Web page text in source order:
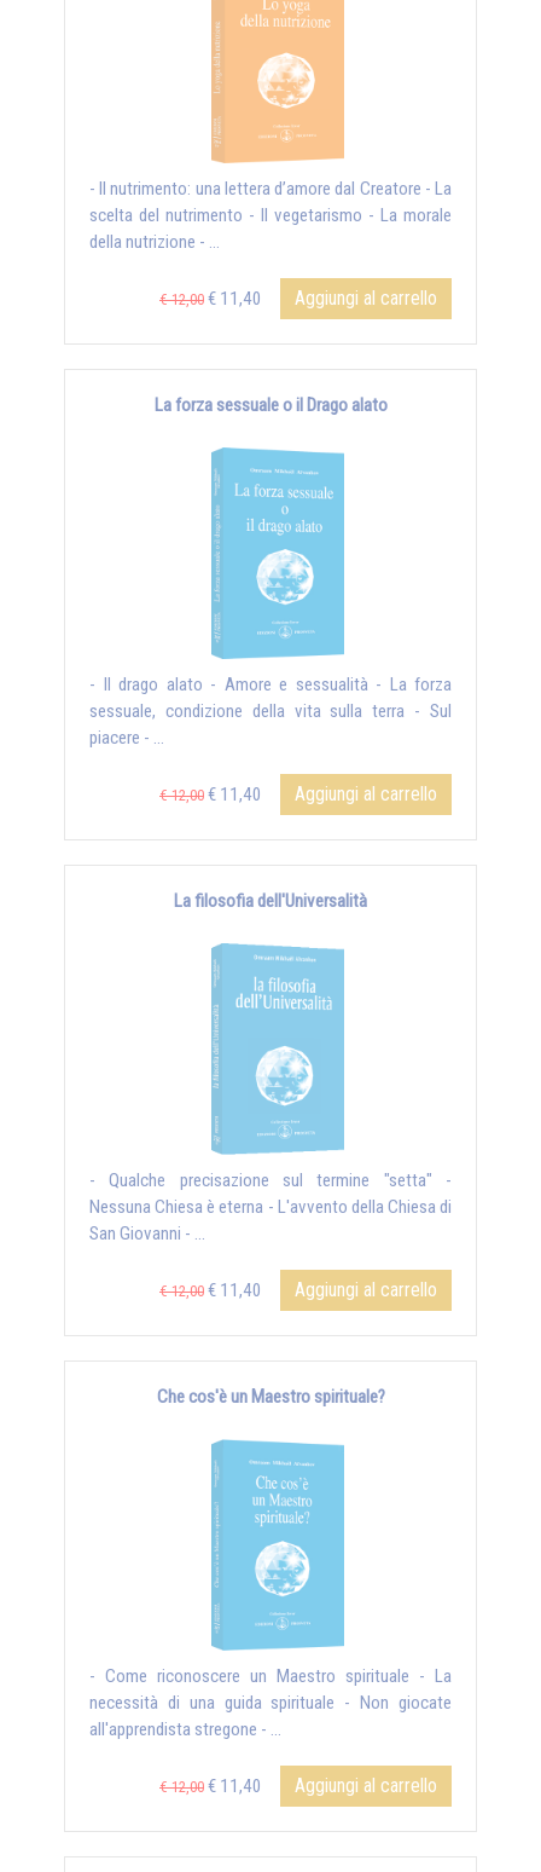
- Il nutrimento: una lettera d’amore dal Creatore - La
scelta del nutrimento - Il vegetarismo - La morale
della nutrizione - ...
€ 12,00 € 11,40 Aggiungi al carrello
La forza sessuale o il Drago alato
- Il drago alato - Amore e sessualità - La forza
sessuale, condizione della vita sulla terra - Sul
piacere - ...
€ 12,00 € 11,40 Aggiungi al carrello
La filosofia dell'Universalità
- Qualche precisazione sul termine "setta" -
Nessuna Chiesa è eterna - L'avvento della Chiesa di
San Giovanni - ...
€ 12,00 € 11,40 Aggiungi al carrello
Che cos'è un Maestro spirituale?
- Come riconoscere un Maestro spirituale - La
necessità di una guida spirituale - Non giocate
all'apprendista stregone - ...
€ 12,00 € 11,40 Aggiungi al carrello